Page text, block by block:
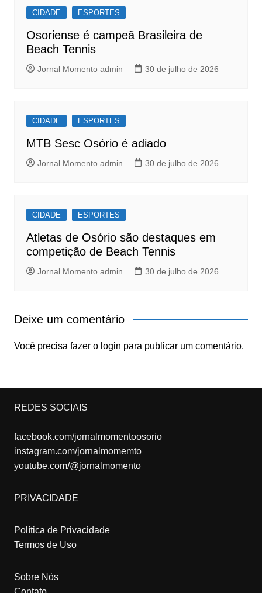
o
o
k
p
p
CIDADE ESPORTES
Osoriense é campeã Brasileira de
Beach Tennis
Jornal Momento admin 30 de julho de 2026
CIDADE ESPORTES
MTB Sesc Osório é adiado
Jornal Momento admin 30 de julho de 2026
CIDADE ESPORTES
Atletas de Osório são destaques em
competição de Beach Tennis
Jornal Momento admin 30 de julho de 2026
Deixe um comentário
Você precisa fazer o login para publicar um comentário.
REDES SOCIAIS
facebook.com/jornalmomentoosorio
instagram.com/jornalmomemto
youtube.com/@jornalmomento
PRIVACIDADE
Política de Privacidade
Termos de Uso
Sobre Nós